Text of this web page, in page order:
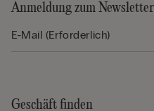
Anmeldung zum Newsletter
Geschäft finden